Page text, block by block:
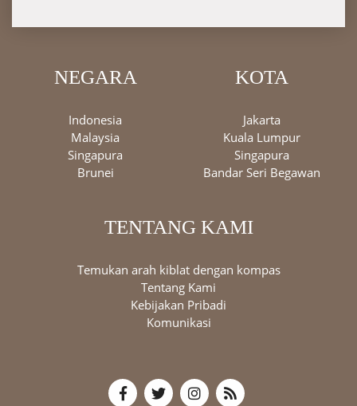
NEGARA
Indonesia
Malaysia
Singapura
Brunei
KOTA
Jakarta
Kuala Lumpur
Singapura
Bandar Seri Begawan
TENTANG KAMI
Temukan arah kiblat dengan kompas
Tentang Kami
Kebijakan Pribadi
Komunikasi